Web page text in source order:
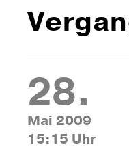
28.
Mai 2009
15:15 Uhr